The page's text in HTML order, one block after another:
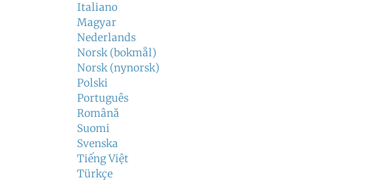
Italiano
Magyar
Nederlands
Norsk (bokmål)
Norsk (nynorsk)
Polski
Português
Română
Suomi
Svenska
Tiếng Việt
Türkçe